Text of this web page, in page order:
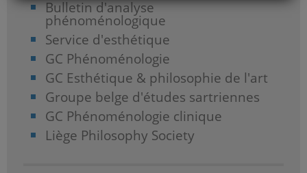
Bulletin d'analyse
phénoménologique
Service d'esthétique
GC Phénoménologie
GC Esthétique & philosophie de l'art
Groupe belge d'études sartriennes
GC Phénoménologie clinique
Liège Philosophy Society